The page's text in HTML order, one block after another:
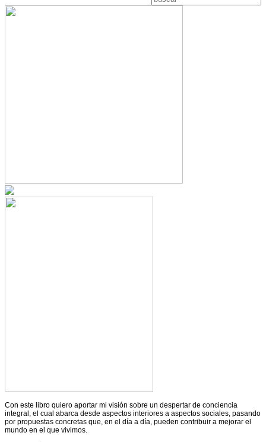
Con este libro quiero aportar mi visión sobre un despertar de conciencia
integral, el cual abarca desde aspectos interiores a aspectos sociales, pasando
por propuestas concretas que, en el día a día, pueden contribuir a mejorar el
mundo en el que vivimos.